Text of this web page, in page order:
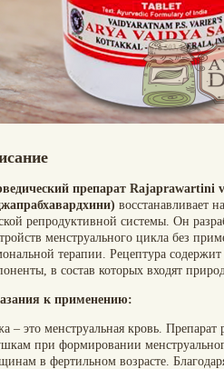
препарат Rajaprawartini
восстанавливает
репродуктивной системы. Он
менструального цикла без
терапии. Рецептура содержит
в состав которых входят
к применению:
– это менструальная кровь.
при формировании
в фертильном возрасте.